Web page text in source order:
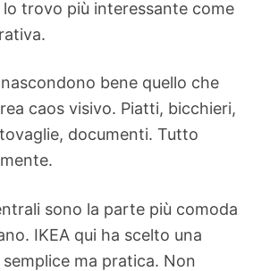
trovo più interessante come
bene quello che
caos visivo. Piatti, bicchieri,
documenti. Tutto
sono la parte più comoda
IKEA qui ha scelto una
ma pratica. Non